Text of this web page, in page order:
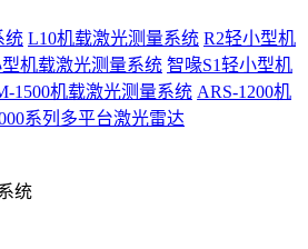
统 L10机载激光测量系统 R2轻小型机
型机载激光测量系统 智喙S1轻小型机
1500机载激光测量系统 ARS-1200机
系列多平台激光雷达
统